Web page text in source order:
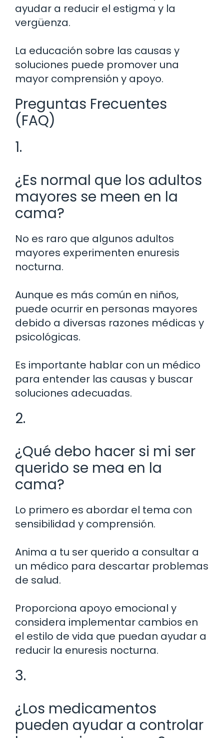
ayudar a reducir el estigma y la
vergüenza.
La educación sobre las causas y
soluciones puede promover una
mayor comprensión y apoyo.
Preguntas Frecuentes
(FAQ)
1.
¿Es normal que los adultos
mayores se meen en la
cama?
No es raro que algunos adultos
mayores experimenten enuresis
nocturna.
Aunque es más común en niños,
puede ocurrir en personas mayores
debido a diversas razones médicas y
psicológicas.
Es importante hablar con un médico
para entender las causas y buscar
soluciones adecuadas.
2.
¿Qué debo hacer si mi ser
querido se mea en la
cama?
Lo primero es abordar el tema con
sensibilidad y comprensión.
Anima a tu ser querido a consultar a
un médico para descartar problemas
de salud.
Proporciona apoyo emocional y
considera implementar cambios en
el estilo de vida que puedan ayudar a
reducir la enuresis nocturna.
3.
¿Los medicamentos
pueden ayudar a controlar